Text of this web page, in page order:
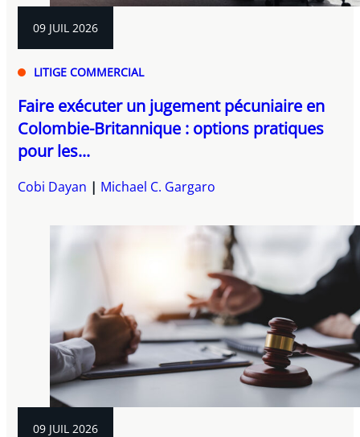
09 JUIL 2026
LITIGE COMMERCIAL
Faire exécuter un jugement pécuniaire en
Colombie-Britannique : options pratiques
pour les...
Cobi Dayan Michael C. Gargaro
09 JUIL 2026